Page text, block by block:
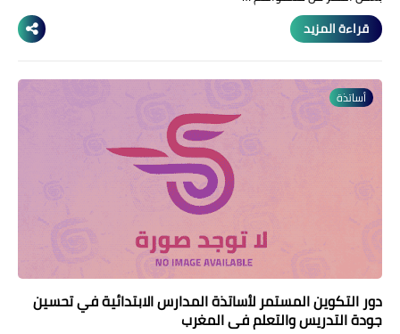
قراءة المزيد
أساتذة
دور التكوين المستمر لأساتذة المدارس الابتدائية في تحسين
جودة التدريس والتعلم في المغرب